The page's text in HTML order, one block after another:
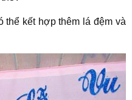
thể kết hợp thêm lá đệm và